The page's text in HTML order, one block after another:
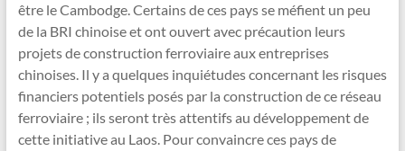
être le Cambodge. Certains de ces pays se méfient un peu
de la BRI chinoise et ont ouvert avec précaution leurs
projets de construction ferroviaire aux entreprises
chinoises. Il y a quelques inquiétudes concernant les risques
financiers potentiels posés par la construction de ce réseau
ferroviaire ; ils seront très attentifs au développement de
cette initiative au Laos. Pour convaincre ces pays de